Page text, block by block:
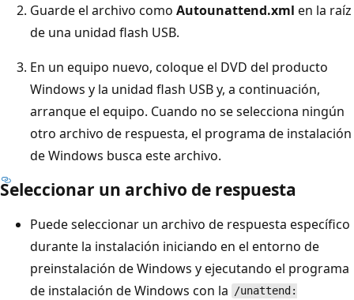
Guarde el archivo como Autounattend.xml en la raíz
de una unidad flash USB.
En un equipo nuevo, coloque el DVD del producto
Windows y la unidad flash USB y, a continuación,
arranque el equipo. Cuando no se selecciona ningún
otro archivo de respuesta, el programa de instalación
de Windows busca este archivo.
Seleccionar un archivo de respuesta
Puede seleccionar un archivo de respuesta específico
durante la instalación iniciando en el entorno de
preinstalación de Windows y ejecutando el programa
de instalación de Windows con la /unattend: